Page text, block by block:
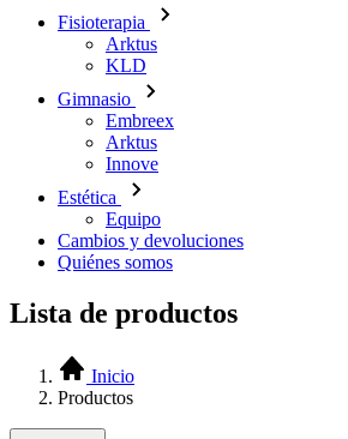
Fisioterapia
Arktus
KLD
Gimnasio
Embreex
Arktus
Innove
Estética
Equipo
Cambios y devoluciones
Quiénes somos
Lista de productos
Inicio
Productos